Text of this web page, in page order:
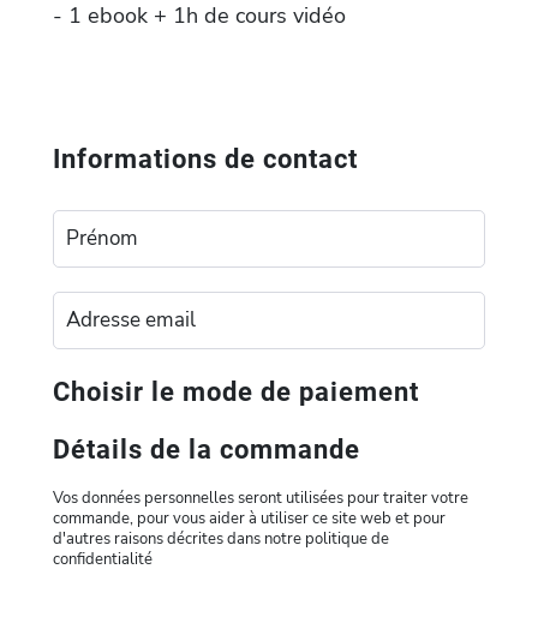
- 1 ebook + 1h de cours vidéo
Informations de contact
Choisir le mode de paiement
Détails de la commande
Vos données personnelles seront utilisées pour traiter votre
commande, pour vous aider à utiliser ce site web et pour
d'autres raisons décrites dans notre politique de
confidentialité